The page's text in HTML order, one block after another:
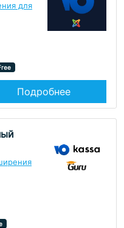
для
Подробнее